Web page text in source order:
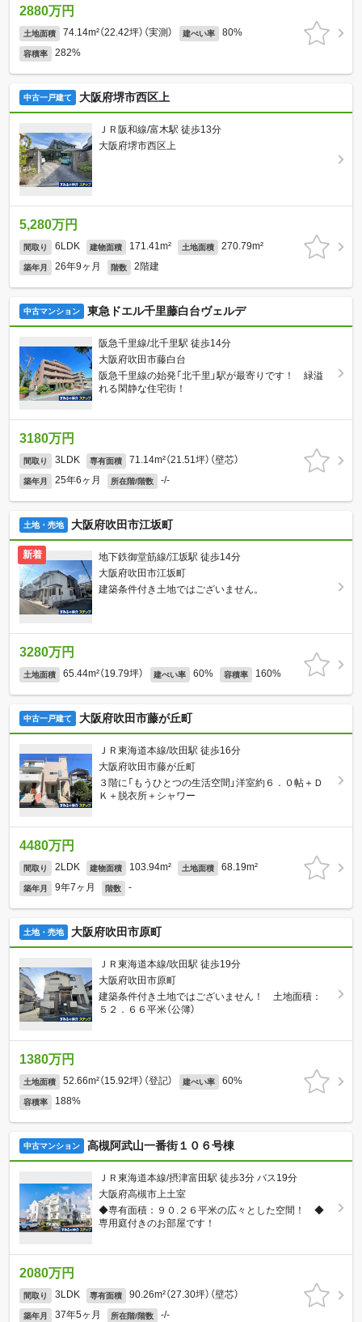
2880万円
土地面積 74.14m²（22.42坪）（実測） 建ぺい率 80%
容積率 282%
中古一戸建て 大阪府堺市西区上
ＪＲ阪和線/富木駅 徒歩13分
大阪府堺市西区上
5,280万円
間取り 6LDK 建物面積 171.41m² 土地面積 270.79m²
築年月 26年9ヶ月 階数 2階建
中古マンション 東急ドエル千里藤白台ヴェルデ
阪急千里線/北千里駅 徒歩14分
大阪府吹田市藤白台
阪急千里線の始発「北千里」駅が最寄りです！ 緑溢
れる閑静な住宅街！
3180万円
間取り 3LDK 専有面積 71.14m²（21.51坪）（壁芯）
築年月 25年6ヶ月 所在階/階数 -/-
土地・売地 大阪府吹田市江坂町
新着
地下鉄御堂筋線/江坂駅 徒歩14分
大阪府吹田市江坂町
建築条件付き土地ではございません。
3280万円
土地面積 65.44m²（19.79坪） 建ぺい率 60% 容積率 160%
中古一戸建て 大阪府吹田市藤が丘町
ＪＲ東海道本線/吹田駅 徒歩16分
大阪府吹田市藤が丘町
３階に「もうひとつの生活空間」洋室約６．０帖＋Ｄ
Ｋ＋脱衣所＋シャワー
4480万円
間取り 2LDK 建物面積 103.94m² 土地面積 68.19m²
築年月 9年7ヶ月 階数 -
土地・売地 大阪府吹田市原町
ＪＲ東海道本線/吹田駅 徒歩19分
大阪府吹田市原町
建築条件付き土地ではございません！ 土地面積：
５２．６６平米（公簿）
1380万円
土地面積 52.66m²（15.92坪）（登記） 建ぺい率 60%
容積率 188%
中古マンション 高槻阿武山一番街１０６号棟
ＪＲ東海道本線/摂津富田駅 徒歩3分 バス19分
大阪府高槻市上土室
◆専有面積：９０.２６平米の広々とした空間！ ◆
専用庭付きのお部屋です！
2080万円
間取り 3LDK 専有面積 90.26m²（27.30坪）（壁芯）
築年月 37年5ヶ月 所在階/階数 -/-